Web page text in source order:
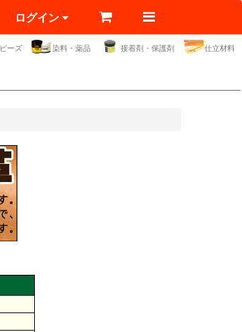
ログイン
ビーズ 染料・薬品 接着剤・保護剤 仕立材料